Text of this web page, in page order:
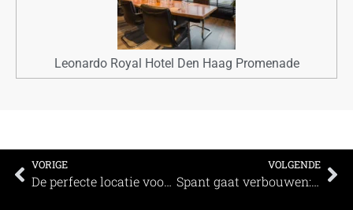
Leonardo Royal Hotel Den Haag Promenade
VORIGE
De perfecte locatie voor uw event vindt u bij TAQA Theater De Vest
VOLGENDE
Spant gaat verbouwen: grote theaterzaal krijgt metamorfose